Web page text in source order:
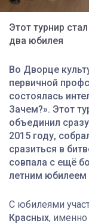
Этот турнир
два юбилея
Во Дворце
первичной
состоялась
Зачем?». Этот
объединил
2015 году,
сразиться в
совпала с ещё
летним юбилеем
С юбилеями
Красных, именно